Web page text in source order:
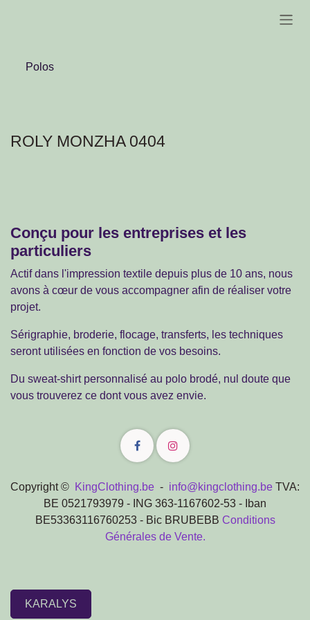
Polos
ROLY MONZHA 0404
Conçu pour les entreprises et les
particuliers
Actif dans l'impression textile depuis plus de 10 ans, nous
avons à cœur de vous accompagner afin de réaliser
votre projet.
Sérigraphie, broderie, flocage, transferts, les techniques
seront utilisées en fonction de vos besoins.
Du sweat-shirt personnalisé au polo brodé, nul doute
que vous trouverez ce dont vous avez envie.
Copyright ©KingClothing.be -info@kingclothing.be
TVA: BE 0521793979 - ING 363-1167602-53 - Iban
BE53363116760253 - Bic BRUBEBBConditions Générales
de Vente.
KARALYS